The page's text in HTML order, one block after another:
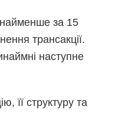
за 15
трансакції.
наступне
її структуру та